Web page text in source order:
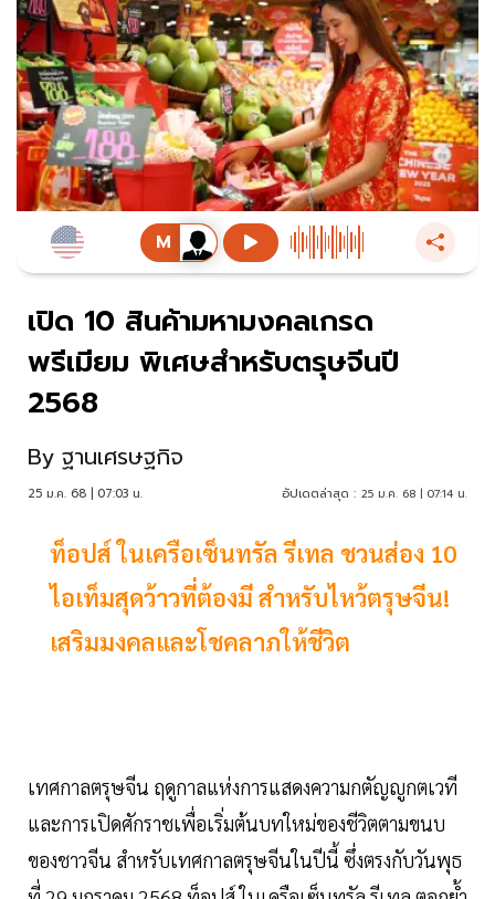
เปิด 10 สินค้ามหามงคลเกรด
พรีเมียม พิเศษสำหรับตรุษจีนปี
2568
By ฐานเศรษฐกิจ
25 ม.ค. 68 | 07:03 น. อัปเดตล่าสุด : 25 ม.ค. 68 | 07:14 น.
ท็อปส์ ในเครือเซ็นทรัล รีเทล ชวนส่อง 10
ไอเท็มสุดว้าวที่ต้องมี สำหรับไหว้ตรุษจีน!
เสริมมงคลและโชคลาภให้ชีวิต
เทศกาลตรุษจีน ฤดูกาลแห่งการแสดงความกตัญญูกตเวที
และการเปิดศักราชเพื่อเริ่มต้นบทใหม่ของชีวิตตามขนบ
ของชาวจีน สำหรับเทศกาลตรุษจีนในปีนี้ ซึ่งตรงกับวันพุธ